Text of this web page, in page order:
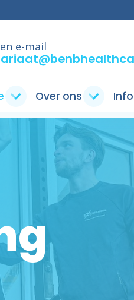
e-mail
Over ons